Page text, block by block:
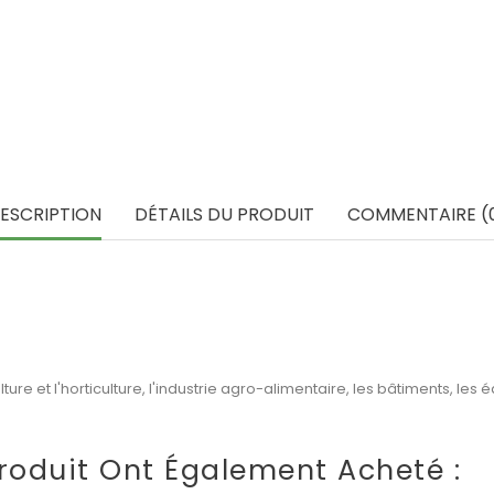
DÉTAILS DU PRODUIT COMMENTAIRE
et l'horticulture, l'industrie agro-alimentaire, les bâtiments, les
Ont Également Acheté :